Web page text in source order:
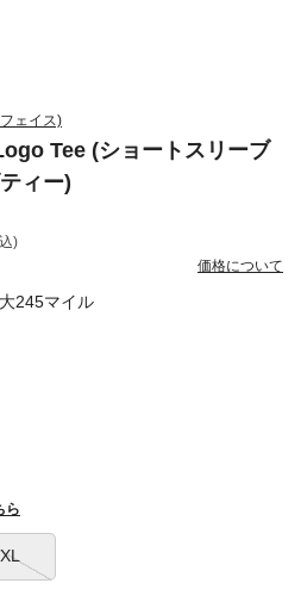
245マイル
ェイス)
Tee (ショートスリーブ
ィー)
)
価格について
XL
ら